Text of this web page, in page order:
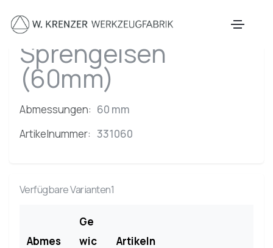
Sprengeisen
(60mm)
Abmessungen: 60 mm
Artikelnummer: 331060
Verfügbare Varianten1
Abmes
Ge
wic
Artikeln